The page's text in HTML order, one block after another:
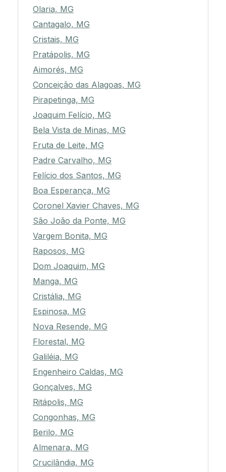
Olaria, MG
Cantagalo, MG
Cristais, MG
Pratápolis, MG
Aimorés, MG
Conceição das Alagoas, MG
Pirapetinga, MG
Joaquim Felício, MG
Bela Vista de Minas, MG
Fruta de Leite, MG
Padre Carvalho, MG
Felício dos Santos, MG
Boa Esperança, MG
Coronel Xavier Chaves, MG
São João da Ponte, MG
Vargem Bonita, MG
Raposos, MG
Dom Joaquim, MG
Manga, MG
Cristália, MG
Espinosa, MG
Nova Resende, MG
Florestal, MG
Galiléia, MG
Engenheiro Caldas, MG
Gonçalves, MG
Ritápolis, MG
Congonhas, MG
Berilo, MG
Almenara, MG
Crucilândia, MG